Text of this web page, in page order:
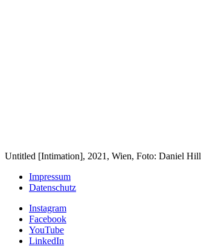
Untitled [Intimation], 2021, Wien, Foto: Daniel Hill
Impressum
Datenschutz
Instagram
Facebook
YouTube
LinkedIn